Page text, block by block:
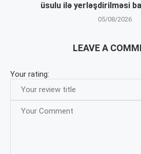
üsulu ilə yerləşdirilməsi
05/08/2026
LEAVE A
Your rating: